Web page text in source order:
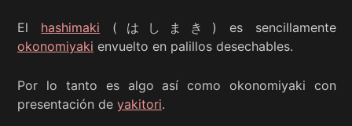
El hashimaki (はしまき) es sencillamente
okonomiyaki envuelto en palillos desechables.
Por lo tanto es algo así como okonomiyaki con
presentación de yakitori.